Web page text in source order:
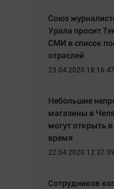
Союз
Урала просит
СМИ в список
отраслей
23.04.2020 18:16:47
Небольшие
магазины в
могут открыть
время
22.04.2020 12:37:39
Сотрудников